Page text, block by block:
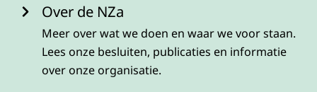
Over de NZa
Meer over wat we doen en waar we voor staan.
Lees onze besluiten, publicaties en informatie
over onze organisatie.